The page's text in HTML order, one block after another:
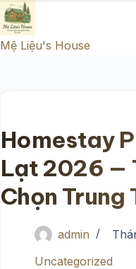
Chuyển
đến
phần
Mệ Liệu's House
Homestay
Lạt 2026 —
Chọn Trung
admin
Uncategorized